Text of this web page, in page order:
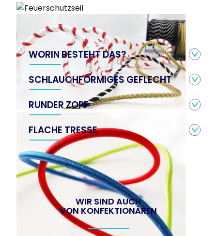
WORIN BESTEHT DAS?
SCHLAUCHFÖRMIGES GEFLECHT
RUNDER ZOPF
FLACHE TRESSE
WIR SIND AUCH
VON KONFEKTIONÄREN